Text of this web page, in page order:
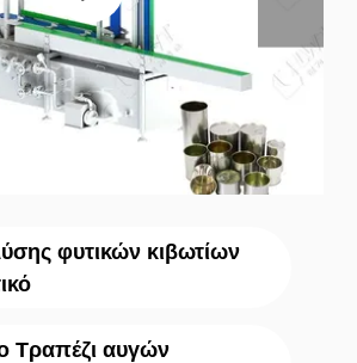
φυτικών κιβωτίων
Τραπέζι αυγών